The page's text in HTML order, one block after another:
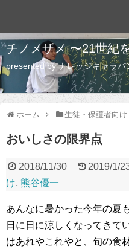
チノメザメ 〜21世紀
presented by ナレッジキャラバ
ホーム 生徒・保護者向け
おいしさの限界点
2018/11/30 2019/1/
け, 熊谷優一
あんなに暑かった今年の夏
日に日に涼しくなってきて
はあれやこれやと、旬の食